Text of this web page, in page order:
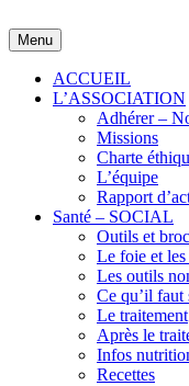
to
content
Menu
ACCUEIL
L’ASSOCIATION
Adhérer –
Missions
Charte
L’équipe
Rapport
Santé – SOCIAL
Outils et
Le foie et les
Les outils
Ce qu’il faut
Le traitement
Après le
Infos
Recettes